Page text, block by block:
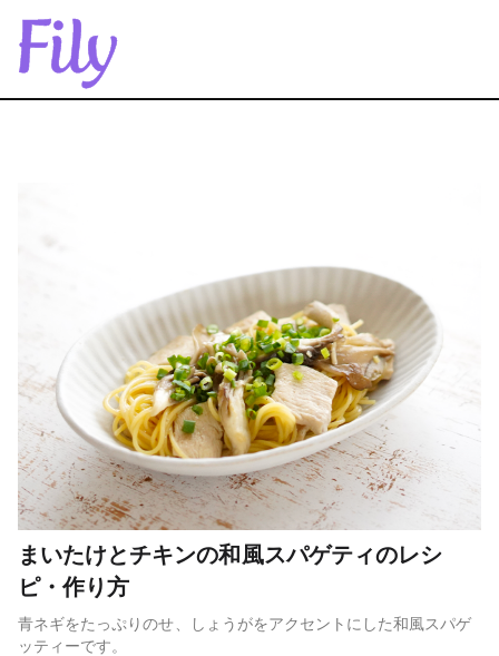
まいたけとチキンの和風スパゲティのレシ
ピ・作り方
青ネギをたっぷりのせ、しょうがをアクセントにした和風スパゲ
ッティーです。